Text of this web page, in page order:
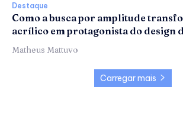
Destaque
Como a busca por amplitude
acrílico em protagonista do design
Matheus Mattuvo
Carregar mais